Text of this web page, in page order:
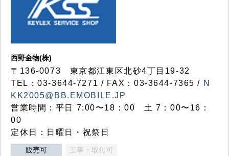
西野金物(株)
〒136-0073 東京都江東区北砂4丁目19-32
TEL：03‐3644‐7271 / FAX：03-3644-7365 / N
KK2005@BB.EMOBILE.JP
営業時間：平日 7:00〜18：00 土 7：00〜16：
00
定休日：日曜日・祝祭日
販売可 工事・取付可